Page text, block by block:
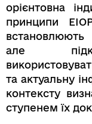
орієнтовна
принципи
але
та актуальну
контексту
ступенем їх